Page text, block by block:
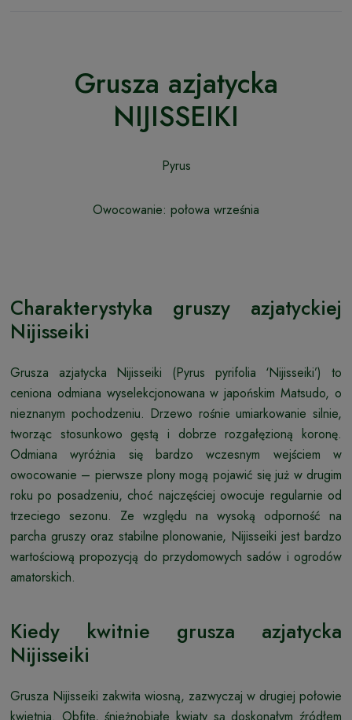
Grusza azjatycka
NIJISSEIKI
Pyrus
Owocowanie: połowa września
Charakterystyka gruszy azjatyckiej
Nijisseiki
Grusza azjatycka Nijisseiki (Pyrus pyrifolia ‘Nijisseiki’) to
ceniona odmiana wyselekcjonowana w japońskim Matsudo, o
nieznanym pochodzeniu. Drzewo rośnie umiarkowanie silnie,
tworząc stosunkowo gęstą i dobrze rozgałęzioną koronę.
Odmiana wyróżnia się bardzo wczesnym wejściem w
owocowanie – pierwsze plony mogą pojawić się już w drugim
roku po posadzeniu, choć najczęściej owocuje regularnie od
trzeciego sezonu. Ze względu na wysoką odporność na
parcha gruszy oraz stabilne plonowanie, Nijisseiki jest bardzo
wartościową propozycją do przydomowych sadów i ogrodów
amatorskich.
Kiedy kwitnie grusza azjatycka
Nijisseiki
Grusza Nijisseiki zakwita wiosną, zazwyczaj w drugiej połowie
kwietnia. Obfite, śnieżnobiałe kwiaty są doskonałym źródłem